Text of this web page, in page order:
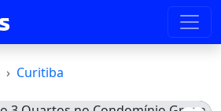
Curitiba